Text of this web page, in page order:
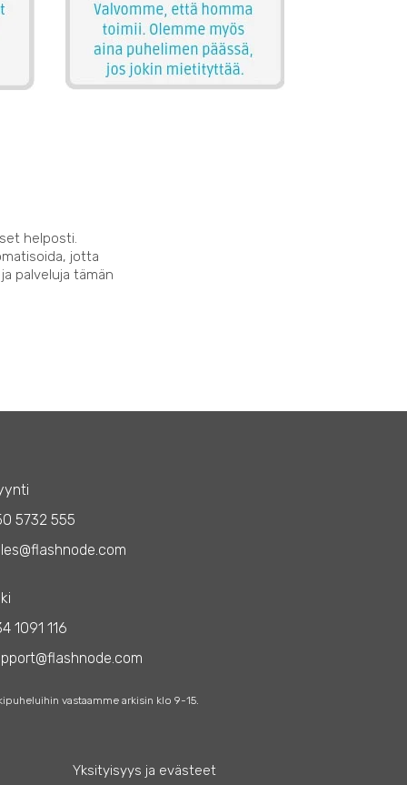
helposti.
jotta
palveluja tämän
5732 555
1091 116
vastaamme arkisin klo 9-15.
Yksityisyys ja evästeet